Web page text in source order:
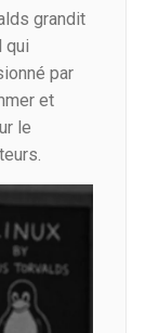
grandit
qui
par
et
le